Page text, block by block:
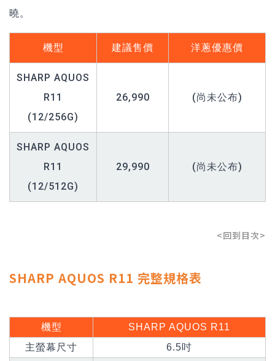
曉。
機型 建議售價 洋蔥優惠價
SHARP AQUOS
R11
(12/256G)
26,990 (尚未公布)
SHARP AQUOS
R11
(12/512G)
29,990 (尚未公布)
<回到目次>
SHARP AQUOS R11 完整規格表
機型
SHARP AQUOS R11
主螢幕尺寸
6.5吋